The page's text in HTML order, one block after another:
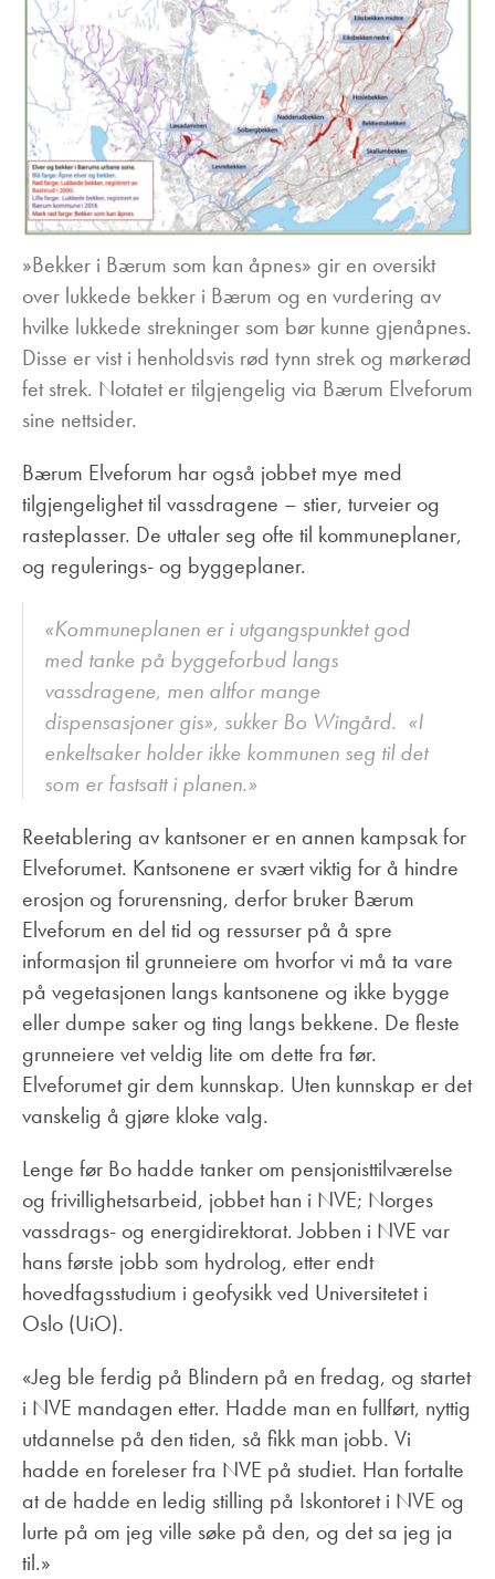
»Bekker i Bærum som kan åpnes» gir en oversikt
over lukkede bekker i Bærum og en vurdering av
hvilke lukkede strekninger som bør kunne gjenåpnes.
Disse er vist i henholdsvis rød tynn strek og mørkerød
fet strek. Notatet er tilgjengelig via Bærum Elveforum
sine nettsider.
Bærum Elveforum har også jobbet mye med
tilgjengelighet til vassdragene – stier, turveier og
rasteplasser. De uttaler seg ofte til kommuneplaner,
og regulerings- og byggeplaner.
«Kommuneplanen er i utgangspunktet god
med tanke på byggeforbud langs
vassdragene, men altfor mange
dispensasjoner gis», sukker Bo Wingård. «I
enkeltsaker holder ikke kommunen seg til det
som er fastsatt i planen.»
Reetablering av kantsoner er en annen kampsak for
Elveforumet. Kantsonene er svært viktig for å hindre
erosjon og forurensning, derfor bruker Bærum
Elveforum en del tid og ressurser på å spre
informasjon til grunneiere om hvorfor vi må ta vare
på vegetasjonen langs kantsonene og ikke bygge
eller dumpe saker og ting langs bekkene. De fleste
grunneiere vet veldig lite om dette fra før.
Elveforumet gir dem kunnskap. Uten kunnskap er det
vanskelig å gjøre kloke valg.
Lenge før Bo hadde tanker om pensjonisttilværelse
og frivillighetsarbeid, jobbet han i NVE; Norges
vassdrags- og energidirektorat. Jobben i NVE var
hans første jobb som hydrolog, etter endt
hovedfagsstudium i geofysikk ved Universitetet i
Oslo (UiO).
«Jeg ble ferdig på Blindern på en fredag, og startet
i NVE mandagen etter. Hadde man en fullført, nyttig
utdannelse på den tiden, så fikk man jobb. Vi
hadde en foreleser fra NVE på studiet. Han fortalte
at de hadde en ledig stilling på Iskontoret i NVE og
lurte på om jeg ville søke på den, og det sa jeg ja
til.»